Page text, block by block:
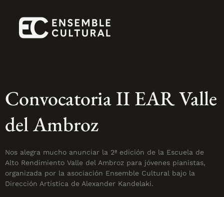
Convocatoria II EAR Valle
del Ambroz
Nos alegra mucho anunciar la 2ª edición de la Escuela de
Alto Rendimiento Valle del Ambroz para jóvenes pianistas,
organizada por la asociación Ensemble Cultural bajo la
Dirección Artística de Alexander Kandelaki.